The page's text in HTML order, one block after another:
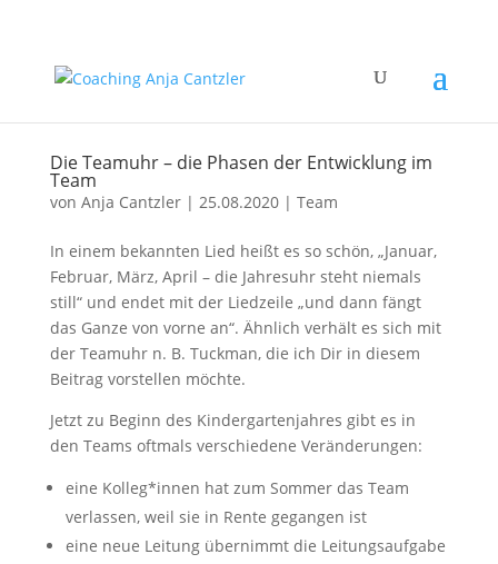
Die Teamuhr – die Phasen der Entwicklung im
Team
von Anja Cantzler| 25.08.2020| Team
In einem bekannten Lied heißt es so schön, „Januar,
Februar, März, April – die Jahresuhr steht niemals
still“ und endet mit der Liedzeile „und dann fängt
das Ganze von vorne an“. Ähnlich verhält es sich mit
der Teamuhr n. B. Tuckman, die ich Dir in diesem
Beitrag vorstellen möchte.
Jetzt zu Beginn des Kindergartenjahres gibt es in
den Teams oftmals verschiedene Veränderungen:
eine Kolleg*innen hat zum Sommer das Team
verlassen, weil sie in Rente gegangen ist
eine neue Leitung übernimmt die Leitungsaufgabe